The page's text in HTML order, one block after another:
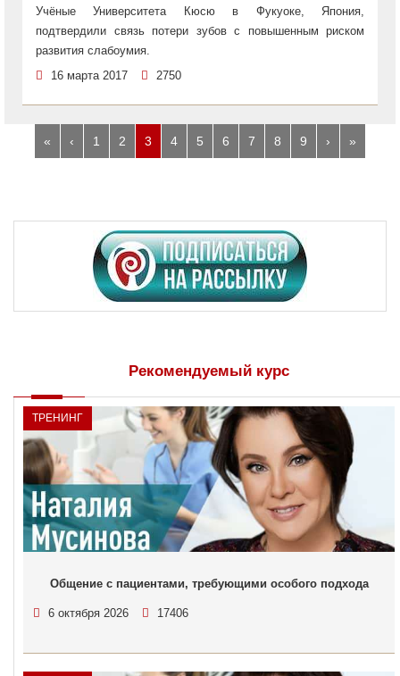
Учёные Университета Кюсю в Фукуоке, Япония,
подтвердили связь потери зубов с повышенным риском
развития слабоумия.
16 марта 2017
2750
« ‹ 1 2 3 4 5 6 7 8 9 › »
Рекомендуемый курс
ТРЕНИНГ
Общение с пациентами, требующими особого подхода
6 октября 2026 17406